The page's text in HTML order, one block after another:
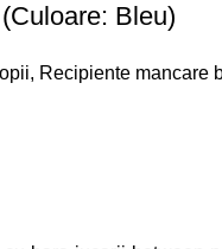
Bleu)
, Recipiente mancare